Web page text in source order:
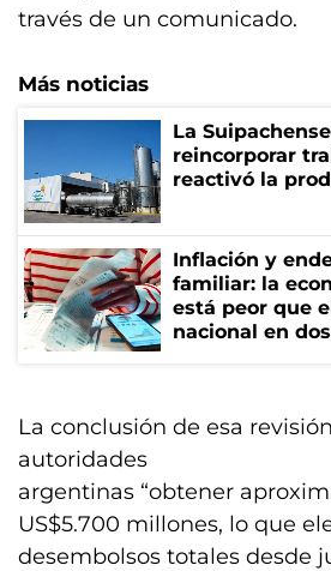
través de un comunicado.
Más noticias
La
reincorporar
reactivó la
Inflación y
familiar: la
está peor que
nacional en
La conclusión de esa
autoridades
argentinas “obtener
US$5.700 millones, lo que
desembolsos totales desde